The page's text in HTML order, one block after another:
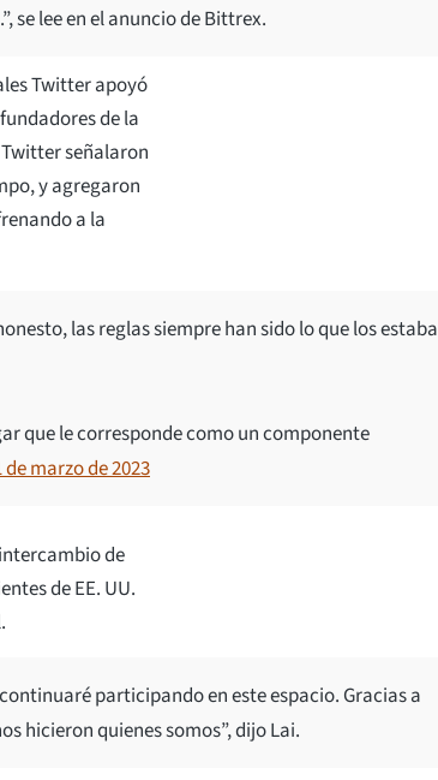
se lee en el anuncio de Bittrex.
Twitter apoyó
de la
señalaron
y agregaron
a la
las reglas siempre han sido lo que los estaba
que le corresponde como un componente
de marzo de 2023
de
de EE. UU.
participando en este espacio. Gracias a
hicieron quienes somos”, dijo Lai.